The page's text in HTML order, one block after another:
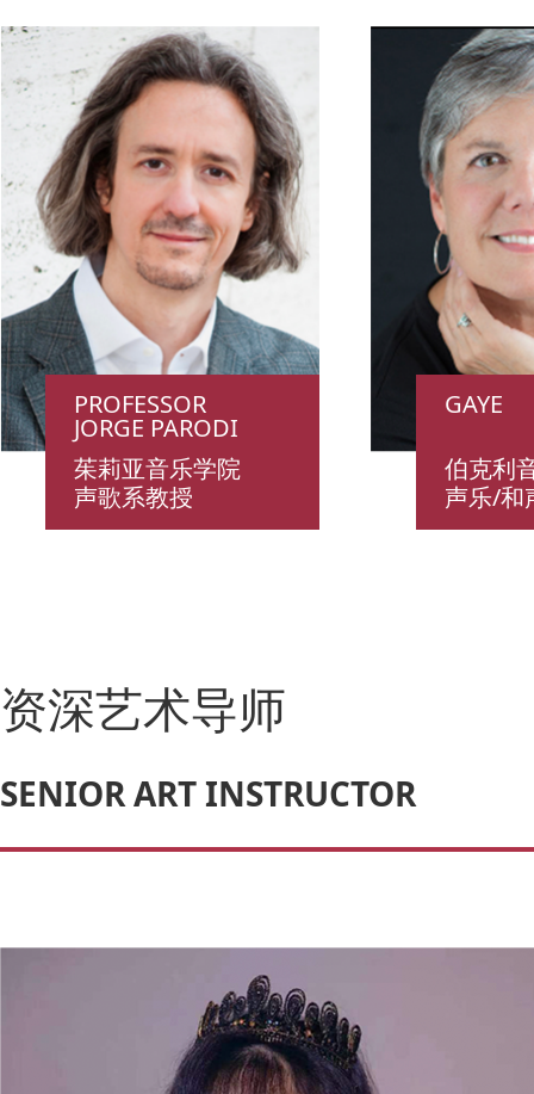
PROFESSOR
JORGE PARODI
茱莉亚音乐学院
声歌系教授
GAYE
伯克利
声乐/和
资深艺术导师
SENIOR ART INSTRUCTOR